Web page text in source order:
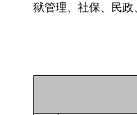
狱管理、社保、民政